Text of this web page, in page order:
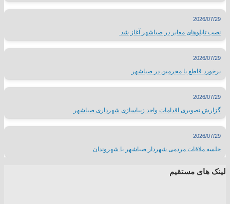
2026/07/29
نصب تابلوهای معابر در صباشهر آغاز شد.
2026/07/29
برخورد قاطع با مجرمین در صباشهر
2026/07/29
گزارش تصویری اقدامات واحد زیباسازی شهرداری صباشهر
2026/07/29
جلسه ملاقات مردمی شهردار صباشهر با شهروندان
لینک های مستقیم